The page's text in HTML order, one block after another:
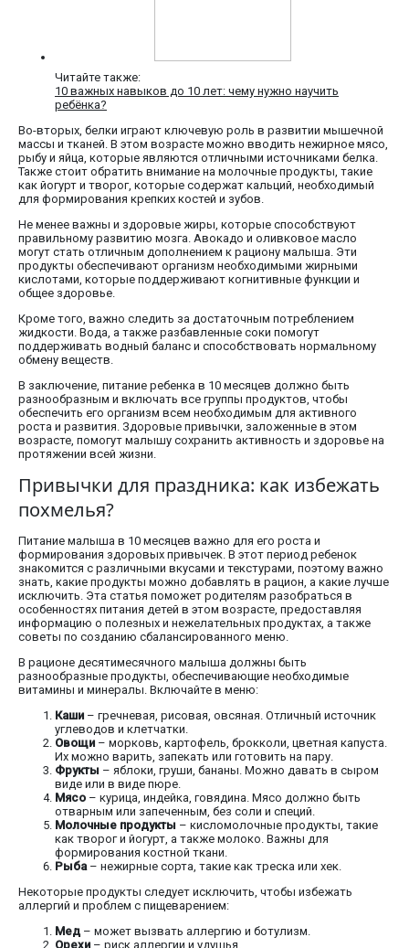
Читайте также:
10 важных навыков до 10 лет: чему нужно научить
ребёнка?
Во-вторых, белки играют ключевую роль в развитии мышечной
массы и тканей. В этом возрасте можно вводить нежирное мясо,
рыбу и яйца, которые являются отличными источниками белка.
Также стоит обратить внимание на молочные продукты, такие
как йогурт и творог, которые содержат кальций, необходимый
для формирования крепких костей и зубов.
Не менее важны и здоровые жиры, которые способствуют
правильному развитию мозга. Авокадо и оливковое масло
могут стать отличным дополнением к рациону малыша. Эти
продукты обеспечивают организм необходимыми жирными
кислотами, которые поддерживают когнитивные функции и
общее здоровье.
Кроме того, важно следить за достаточным потреблением
жидкости. Вода, а также разбавленные соки помогут
поддерживать водный баланс и способствовать нормальному
обмену веществ.
В заключение, питание ребенка в 10 месяцев должно быть
разнообразным и включать все группы продуктов, чтобы
обеспечить его организм всем необходимым для активного
роста и развития. Здоровые привычки, заложенные в этом
возрасте, помогут малышу сохранить активность и здоровье на
протяжении всей жизни.
Привычки для праздника: как избежать
похмелья?
Питание малыша в 10 месяцев важно для его роста и
формирования здоровых привычек. В этот период ребенок
знакомится с различными вкусами и текстурами, поэтому важно
знать, какие продукты можно добавлять в рацион, а какие лучше
исключить. Эта статья поможет родителям разобраться в
особенностях питания детей в этом возрасте, предоставляя
информацию о полезных и нежелательных продуктах, а также
советы по созданию сбалансированного меню.
В рационе десятимесячного малыша должны быть
разнообразные продукты, обеспечивающие необходимые
витамины и минералы. Включайте в меню:
Каши – гречневая, рисовая, овсяная. Отличный источник
углеводов и клетчатки.
Овощи – морковь, картофель, брокколи, цветная капуста.
Их можно варить, запекать или готовить на пару.
Фрукты – яблоки, груши, бананы. Можно давать в сыром
виде или в виде пюре.
Мясо – курица, индейка, говядина. Мясо должно быть
отварным или запеченным, без соли и специй.
Молочные продукты – кисломолочные продукты, такие
как творог и йогурт, а также молоко. Важны для
формирования костной ткани.
Рыба– нежирные сорта, такие как треска или хек.
Некоторые продукты следует исключить, чтобы избежать
аллергий и проблем с пищеварением:
Мед – может вызвать аллергию и ботулизм.
Орехи – риск аллергии и удушья.